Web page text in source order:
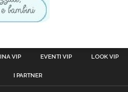
VIP EVENTI VIP LOOK VIP
I PARTNER